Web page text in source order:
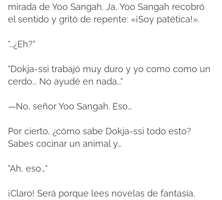
mirada de Yoo Sangah. Ja, Yoo Sangah recobró
el sentido y gritó de repente: «¡Soy patética!».
"…¿Eh?"
"Dokja-ssi trabajó muy duro y yo como como un
cerdo... No ayudé en nada..."
—No, señor Yoo Sangah. Eso…
Por cierto, ¿cómo sabe Dokja-ssi todo esto?
Sabes cocinar un animal y…
"Ah, eso…"
¡Claro! Será porque lees novelas de fantasía,